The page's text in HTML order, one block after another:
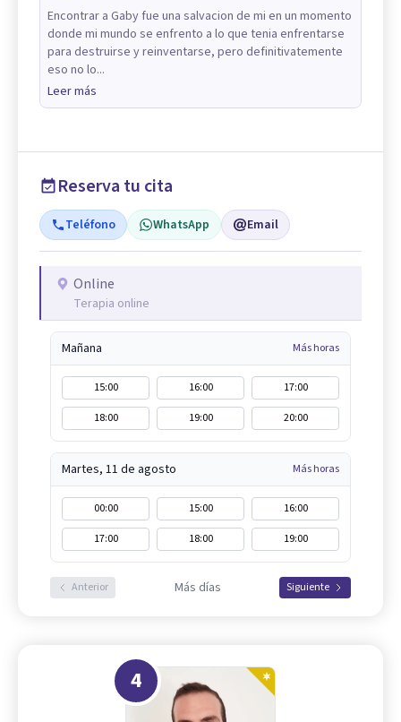
Encontrar a Gaby fue una salvacion de mi en un momento
donde mi mundo se enfrento a lo que tenia enfrentarse
para destruirse y reinventarse, pero definitivatemente
eso no lo...
Leer más
Reserva tu cita
Teléfono WhatsApp Email
Online
Terapia online
Mañana Más horas
15:00 16:00
17:00
18:00
19:00 20:00
Martes, 11 de agosto Más horas
00:00 15:00
16:00
17:00
18:00 19:00
Anterior Más días Siguiente
4